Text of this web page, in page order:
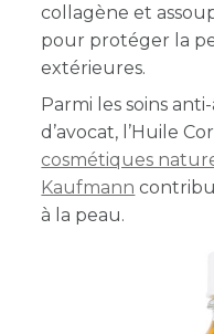
collagène et
pour protéger la
extérieures.
Parmi les soins
d’avocat, l’Huile
cosmétiques
Kaufmann
à la peau.